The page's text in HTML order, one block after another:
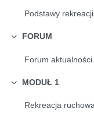
Podstawy rekreacji
Minimalizuj
FORUM
Forum aktualności
Minimalizuj
MODUŁ 1